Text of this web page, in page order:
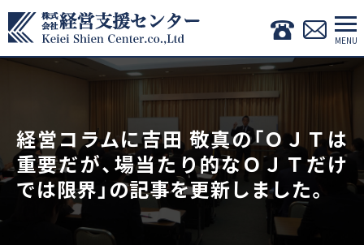
経営コラムに吉田 敬真の「ＯＪＴは
重要だが、場当たり的なＯＪＴだけ
では限界」の記事を更新しました。